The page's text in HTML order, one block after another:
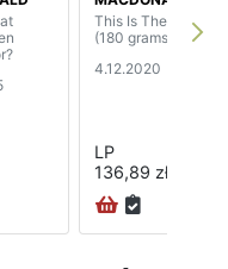
This Is The Life
(180 grams)
4.12.2020
LP
136,89 zł